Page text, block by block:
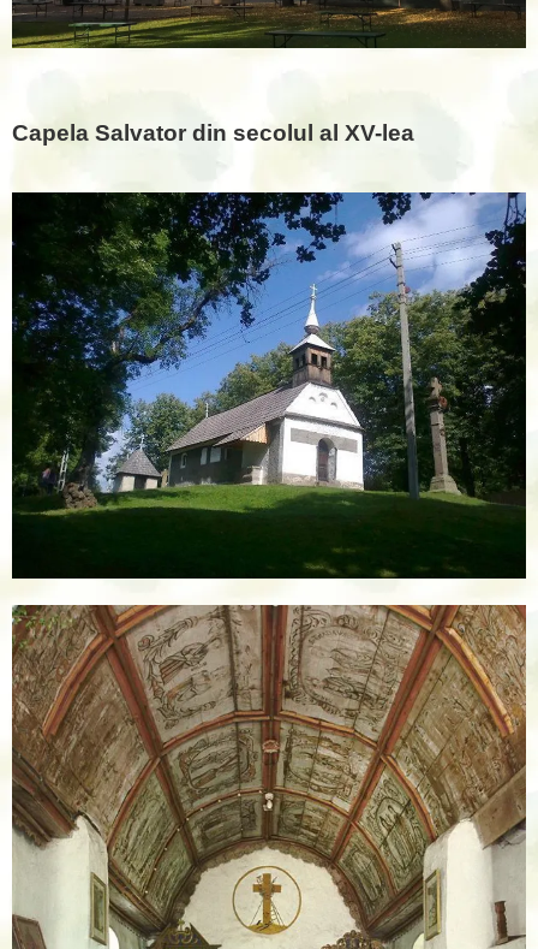
Capela Salvator din secolul al XV-lea